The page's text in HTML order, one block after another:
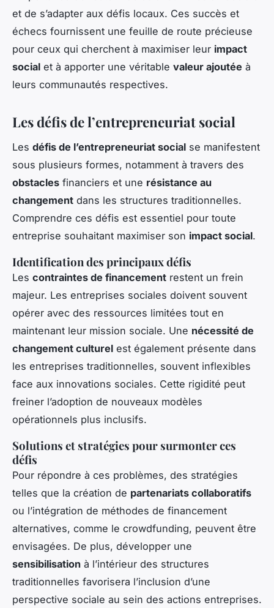
et de s’adapter aux défis locaux. Ces succès et
échecs fournissent une feuille de route précieuse
pour ceux qui cherchent à maximiser leur impact
social et à apporter une véritable valeur ajoutée à
leurs communautés respectives.
Les défis de l’entrepreneuriat social
Les défis de l’entrepreneuriat social se manifestent
sous plusieurs formes, notamment à travers des
obstacles financiers et une résistance au
changement dans les structures traditionnelles.
Comprendre ces défis est essentiel pour toute
entreprise souhaitant maximiser son impact social.
Identification des principaux défis
Les contraintes de financement restent un frein
majeur. Les entreprises sociales doivent souvent
opérer avec des ressources limitées tout en
maintenant leur mission sociale. Une nécessité de
changement culturel est également présente dans
les entreprises traditionnelles, souvent inflexibles
face aux innovations sociales. Cette rigidité peut
freiner l’adoption de nouveaux modèles
opérationnels plus inclusifs.
Solutions et stratégies pour surmonter ces
défis
Pour répondre à ces problèmes, des stratégies
telles que la création de partenariats collaboratifs
ou l’intégration de méthodes de financement
alternatives, comme le crowdfunding, peuvent être
envisagées. De plus, développer une
sensibilisation à l’intérieur des structures
traditionnelles favorisera l’inclusion d’une
perspective sociale au sein des actions entreprises.